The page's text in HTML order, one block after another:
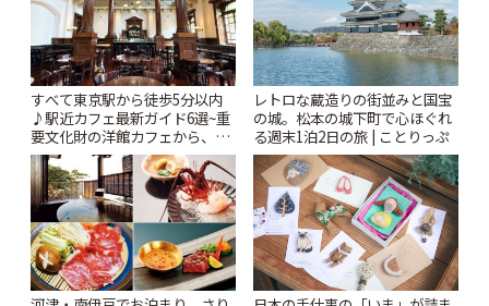
すべて東京駅から徒歩5分以内
♪駅近カフェ最新ガイド6選~重
要文化財の洋館カフェから、改
札すぐのレトロ喫茶まで~ | こと
りっぷ
レトロな蔵造りの街並みと国宝
の城。松本の城下町で心ほぐれ
る週末1泊2日の旅 | ことりっぷ